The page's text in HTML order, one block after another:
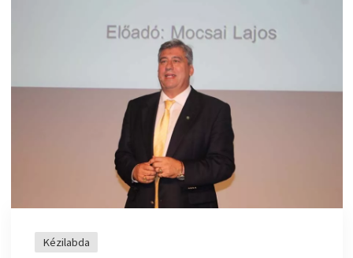
Kézilabda